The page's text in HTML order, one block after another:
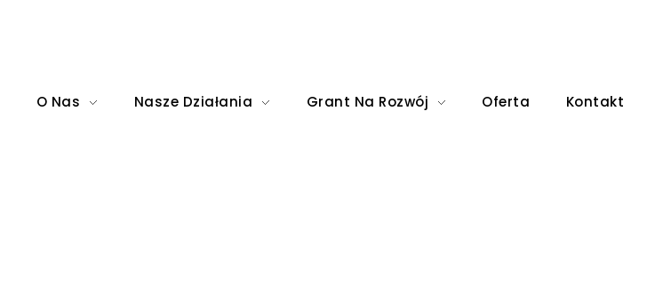
O Nas Nasze Działania Grant Na Rozwój Oferta Kontakt